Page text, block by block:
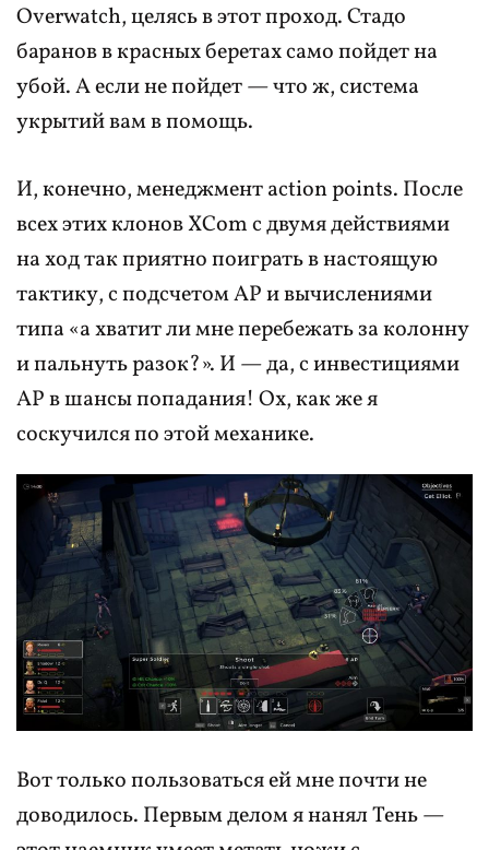
Overwatch, целясь в этот проход. Стадо
баранов в красных беретах само пойдет на
убой. А если не пойдет — что ж, система
укрытий вам в помощь.
И, конечно, менеджмент action points. После
всех этих клонов XCom с двумя действиями
на ход так приятно поиграть в настоящую
тактику, с подсчетом AP и вычислениями
типа «а хватит ли мне перебежать за колонну
и пальнуть разок?». И — да, с инвестициями
AP в шансы попадания! Ох, как же я
соскучился по этой механике.
Вот только пользоваться ей мне почти не
доводилось. Первым делом я нанял Тень —